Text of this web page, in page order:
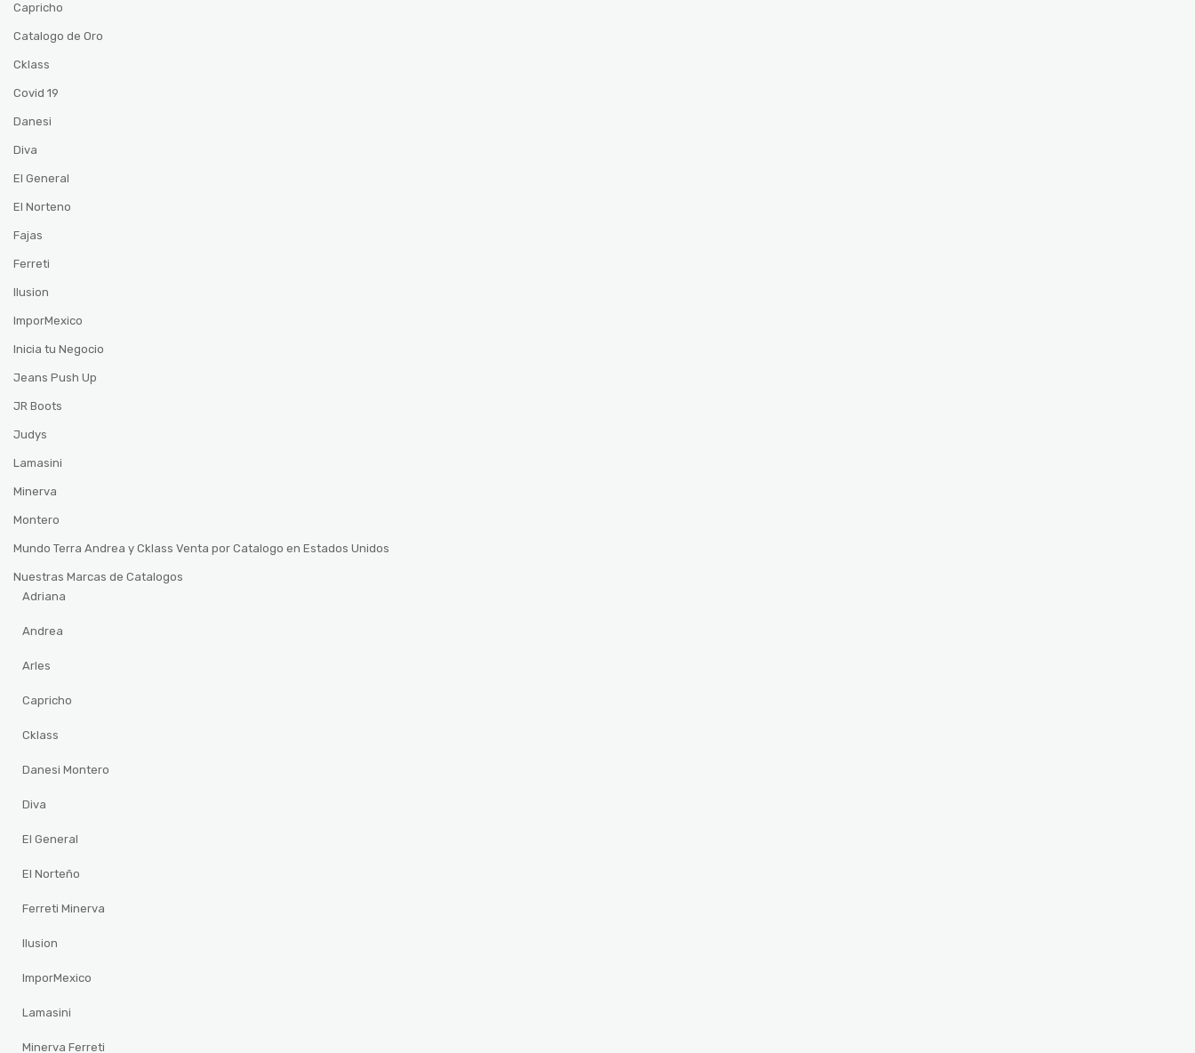
Capricho
Catalogo de Oro
Cklass
Covid 19
Danesi
Diva
El General
El Norteno
Fajas
Ferreti
Ilusion
ImporMexico
Inicia tu Negocio
Jeans Push Up
JR Boots
Judys
Lamasini
Minerva
Montero
Mundo Terra Andrea y Cklass Venta por Catalogo en Estados Unidos
Nuestras Marcas de Catalogos
Adriana
Andrea
Arles
Capricho
Cklass
Danesi Montero
Diva
El General
El Norteño
Ferreti Minerva
Ilusion
ImporMexico
Lamasini
Minerva Ferreti